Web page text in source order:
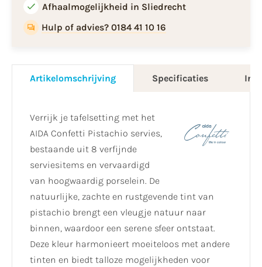
Afhaalmogelijkheid in Sliedrecht
Hulp of advies? 0184 41 10 16
Artikelomschrijving Specificaties
Verrijk je tafelsetting met het
AIDA Confetti Pistachio servies,
bestaande uit 8 verfijnde
serviesitems en vervaardigd
van hoogwaardig porselein. De
natuurlijke, zachte en rustgevende tint van
pistachio brengt een vleugje natuur naar
binnen, waardoor een serene sfeer ontstaat.
Deze kleur harmonieert moeiteloos met andere
tinten en biedt talloze mogelijkheden voor